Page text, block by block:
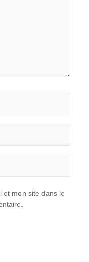
et mon site dans le